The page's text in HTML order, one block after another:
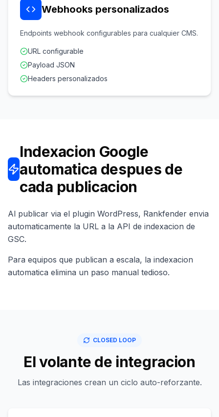
Webhooks personalizados
Endpoints webhook configurables para cualquier CMS.
URL configurable
Payload JSON
Headers personalizados
Indexacion Google
automatica despues de
cada publicacion
Al publicar via el plugin WordPress, Rankfender envia
automaticamente la URL a la API de indexacion de
GSC.
Para equipos que publican a escala, la indexacion
automatica elimina un paso manual tedioso.
CLOSED LOOP
El volante de integracion
Las integraciones crean un ciclo auto-reforzante.